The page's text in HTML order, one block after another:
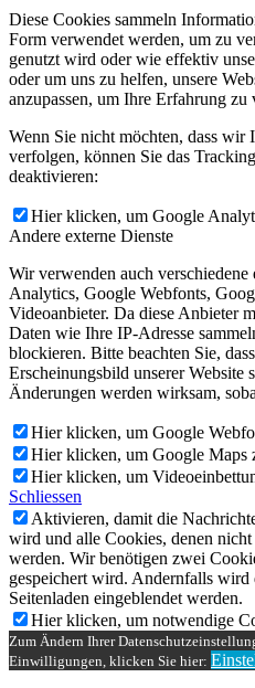
Diese Cookies sammeln
Form verwendet werden, um zu
genutzt wird oder wie effektiv
oder um uns zu helfen, unsere
anzupassen, um Ihre Erfahrung zu
Wenn Sie nicht möchten, dass wir
verfolgen, können Sie das
deaktivieren:
Hier klicken, um Google
Andere externe Dienste
Wir verwenden auch
Analytics, Google Webfonts,
Videoanbieter. Da diese Anbieter
Daten wie Ihre IP-Adresse
blockieren. Bitte beachten Sie,
Erscheinungsbild unserer Website
Änderungen werden wirksam,
Hier klicken, um Google
Hier klicken, um Google Maps
Hier klicken, um
Schliessen
Aktivieren, damit die
wird und alle Cookies, denen
werden. Wir benötigen zwei
gespeichert wird. Andernfalls
Seitenladen eingeblendet werden.
Hier klicken, um notwendige
Zum Ändern Ihrer
Einwilligungen, klicken Sie hier: